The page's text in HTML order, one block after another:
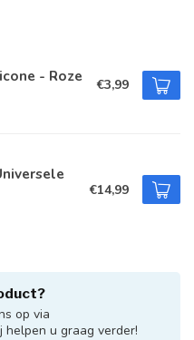
- Roze €3,99
€14,99
op via
helpen u graag verder!